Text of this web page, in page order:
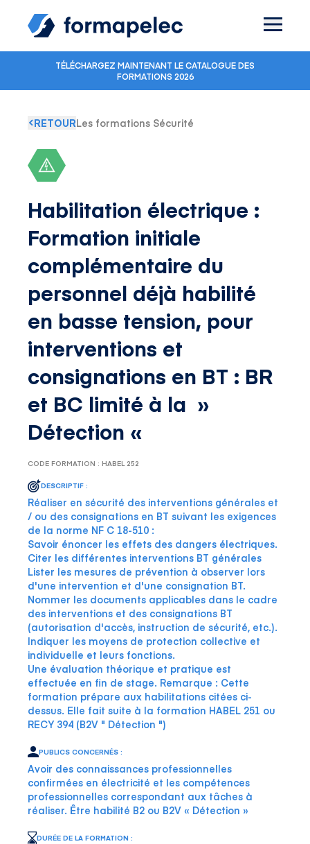
TÉLÉCHARGEZ MAINTENANT LE CATALOGUE DES
FORMATIONS 2026
RETOURLes formations Sécurité
Habilitation électrique :
Formation initiale
complémentaire du
personnel déjà habilité
en basse tension, pour
interventions et
consignations en BT : BR
et BC limité à la »
Détection «
CODE FORMATION : HABEL 252
DESCRIPTIF :
Réaliser en sécurité des interventions générales et
/ ou des consignations en BT suivant les exigences
de la norme NF C 18-510 :
Savoir énoncer les effets des dangers électriques.
Citer les différentes interventions BT générales
Lister les mesures de prévention à observer lors
d'une intervention et d'une consignation BT.
Nommer les documents applicables dans le cadre
des interventions et des consignations BT
(autorisation d'accès, instruction de sécurité, etc.).
Indiquer les moyens de protection collective et
individuelle et leurs fonctions.
Une évaluation théorique et pratique est
effectuée en fin de stage. Remarque : Cette
formation prépare aux habilitations citées ci-
dessus. Elle fait suite à la formation HABEL 251 ou
RECY 394 (B2V " Détection ")
PUBLICS CONCERNÉS :
Avoir des connaissances professionnelles
confirmées en électricité et les compétences
professionnelles correspondant aux tâches à
réaliser. Être habilité B2 ou B2V « Détection »
DURÉE DE LA FORMATION :